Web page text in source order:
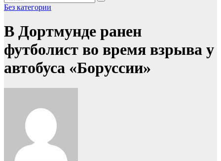
Без категории
В Дортмунде ранен
футболист во время взрыва у
автобуса «Боруссии»